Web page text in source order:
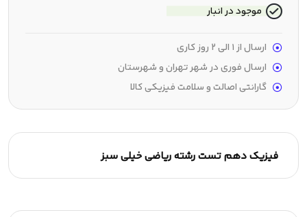
فیزیک دهم تست رشته ریاضی خیلی سبز
موجود در انبار
ارسال از 1 الی 2 روز کاری
ارسال فوری در شهر تهران و شهرستان
گارانتی اصالت و سلامت فیزیکی کالا